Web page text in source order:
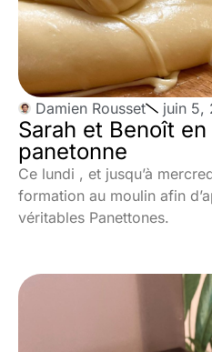
Damien Rousset juin 5,
Sarah et Benoît
panetonne
Ce lundi , et jusqu’à
formation au moulin afin
véritables Panettones.